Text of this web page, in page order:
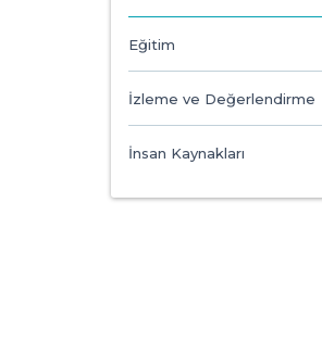
Eğitim
İzleme ve Değerlendirme
İnsan Kaynakları